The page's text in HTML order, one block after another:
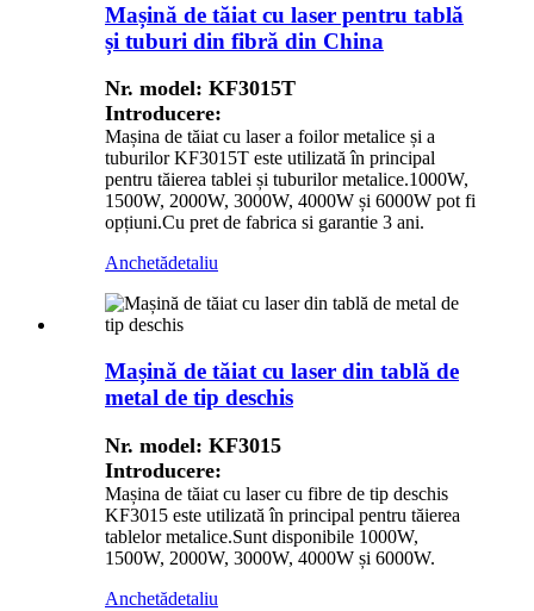
Mașină de tăiat cu laser pentru tablă
și tuburi din fibră din China
Nr. model: KF3015T
Introducere:
Mașina de tăiat cu laser a foilor metalice și a
tuburilor KF3015T este utilizată în principal
pentru tăierea tablei și tuburilor metalice.1000W,
1500W, 2000W, 3000W, 4000W și 6000W pot fi
opțiuni.Cu pret de fabrica si garantie 3 ani.
Anchetădetaliu
Mașină de tăiat cu laser din tablă de
metal de tip deschis
Nr. model: KF3015
Introducere:
Mașina de tăiat cu laser cu fibre de tip deschis
KF3015 este utilizată în principal pentru tăierea
tablelor metalice.Sunt disponibile 1000W,
1500W, 2000W, 3000W, 4000W și 6000W.
Anchetădetaliu